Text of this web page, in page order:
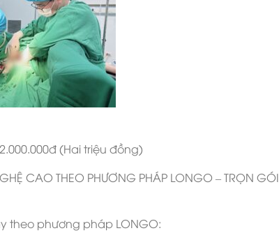
2.000.000đ (Hai triệu đồng)
CAO THEO PHƯƠNG PHÁP LONGO – TRỌN GÓI
theo phương pháp LONGO: